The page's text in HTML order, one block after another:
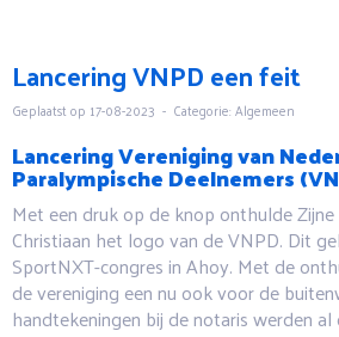
Lancering VNPD een feit
Geplaatst op 17-08-2023 - Categorie: Algemeen
Lancering Vereniging van
Paralympische Deelnemers
Met een druk op de knop onthulde
Christiaan het logo van de VNPD. Dit
SportNXT-congres in Ahoy. Met de
de vereniging een nu ook voor de
handtekeningen bij de notaris werden al